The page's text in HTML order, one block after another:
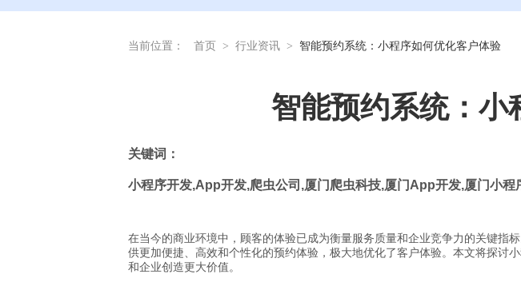
当前位置： 首页 > 行业资讯 > 智能预约系统：小程序如何优化客户体验
智能预约系统：小
关键词：
小程序开发,App开发,爬虫公司 ,厦门爬虫科技,厦门 App开发,厦门小程
在当今的商业环境中，顾客的体验已成为衡量服务质量和企业竞争力的关键指
供更加便捷、高效和个性化的预约体验，极大地优化了客户体验。本文将探讨
和企业创造更大价值。